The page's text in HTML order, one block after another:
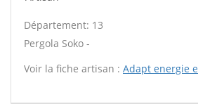
Département: 13
Pergola Soko -
Voir la fiche artisan : Adapt energie